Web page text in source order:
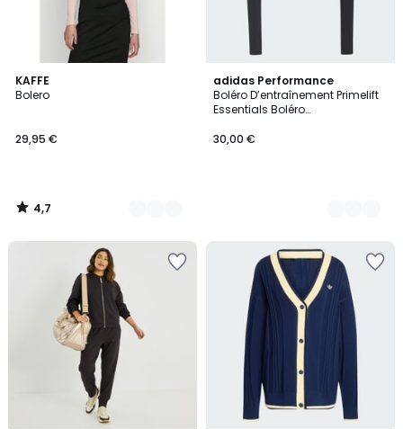
KAFFE
Bolero
29,95 €
4,7
/ 5
17
Couleurs
4,7
/
adidas Performance
Boléro D’entraînement Primelift
Essentials Boléro
Essentials
30,00 €
2
Couleurs